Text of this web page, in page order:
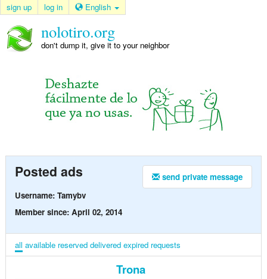
sign up log in English
nolotiro.org
don't dump it, give it to your neighbor
send private message
Posted ads
Username: Tamybv
Member since: April 02, 2014
all available reserved delivered expired requests
Trona